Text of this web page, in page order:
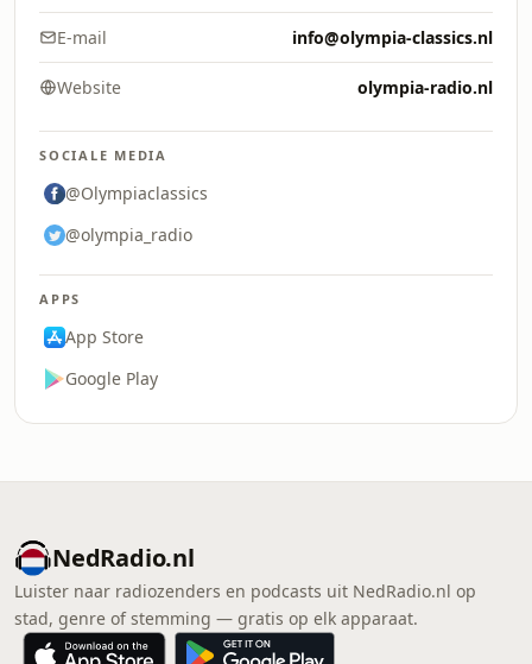
E-mail info@olympia-classics.nl
Website olympia-radio.nl
SOCIALE MEDIA
@Olympiaclassics
@olympia_radio
APPS
App Store
Google Play
NedRadio.nl
Luister naar radiozenders en podcasts uit NedRadio.nl op
stad, genre of stemming — gratis op elk apparaat.